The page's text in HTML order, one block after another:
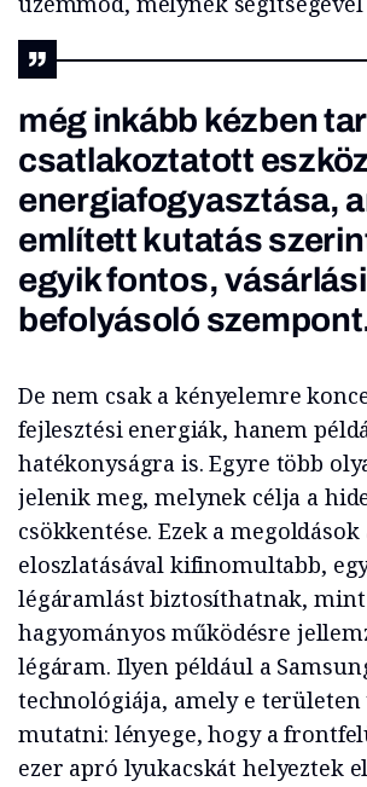
még inkább kézben
csatlakoztatott
energiafogyasztása,
említett kutatás
egyik fontos,
befolyásoló
De nem csak a kényelemre
fejlesztési energiák, hanem
hatékonyságra is. Egyre több
jelenik meg, melynek célja a
csökkentése. Ezek a
eloszlatásával kifinomultabb,
légáramlást biztosíthatnak,
hagyományos működésre
légáram. Ilyen például a
technológiája, amely e
mutatni: lényege, hogy a
ezer apró lyukacskát helyeztek